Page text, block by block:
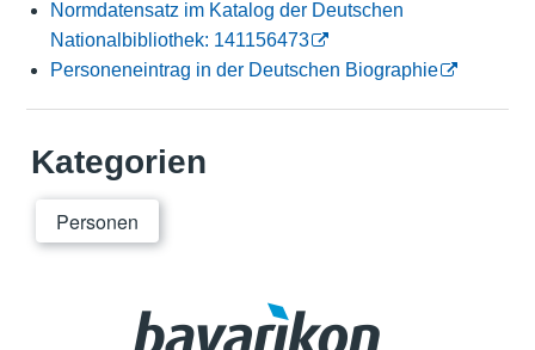
Normdatensatz im Katalog der Deutschen
Nationalbibliothek: 141156473
Personeneintrag in der Deutschen Biographie
Kategorien
Personen